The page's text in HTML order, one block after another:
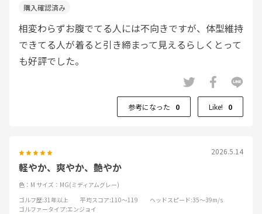
相変わらずお腹でてる人には不向きですが、体型維持
できてる人が着ると引き締まって見えるらしくとって
も好評でした。
参考になった 0 Like! 0
2026.5.14
軽やか、爽やか、艶やか
色：M サイズ：MG(ミディアムグレー)
ゴルフ歴:31年以上 平均スコア:110～119 ヘッドスピード:35～39m/s
ゴルファータイプ:エンジョイ